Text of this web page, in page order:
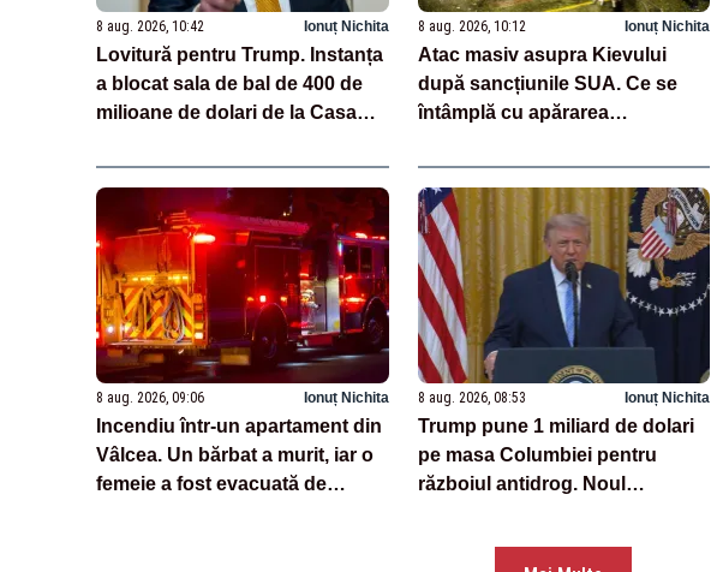
8 aug. 2026, 10:42 Ionuț Nichita
Lovitură pentru Trump. Instanța
a blocat sala de bal de 400 de
milioane de dolari de la Casa
8 aug. 2026, 10:12 Ionuț Nichita
Atac masiv asupra Kievului
după sancțiunile SUA. Ce se
întâmplă cu apărarea
8 aug. 2026, 09:06 Ionuț Nichita
Incendiu într-un apartament din
Vâlcea. Un bărbat a murit, iar o
femeie a fost evacuată de
8 aug. 2026, 08:53 Ionuț Nichita
Trump pune 1 miliard de dolari
pe masa Columbiei pentru
războiul antidrog. Noul